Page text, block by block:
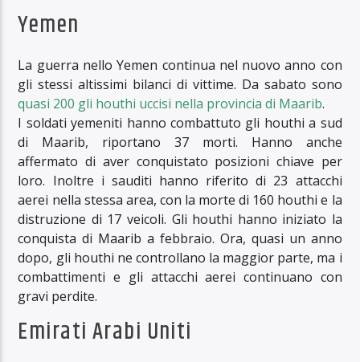
Yemen
La guerra nello Yemen continua nel nuovo anno con
gli stessi altissimi bilanci di vittime. Da sabato sono
quasi 200 gli houthi uccisi nella provincia di Maarib.
I soldati yemeniti hanno combattuto gli houthi a sud
di Maarib, riportano 37 morti. Hanno anche
affermato di aver conquistato posizioni chiave per
loro. Inoltre i sauditi hanno riferito di 23 attacchi
aerei nella stessa area, con la morte di 160 houthi e la
distruzione di 17 veicoli. Gli houthi hanno iniziato la
conquista di Maarib a febbraio. Ora, quasi un anno
dopo, gli houthi ne controllano la maggior parte, ma i
combattimenti e gli attacchi aerei continuano con
gravi perdite.
Emirati Arabi Uniti